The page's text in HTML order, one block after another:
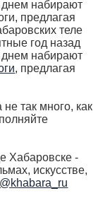
набирают
предлагая
теле
год назад
набирают
, предлагая
не так много, как
Хабаровске -
искусстве,
@khabara_ru